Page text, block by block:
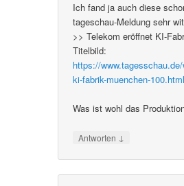
Ich fand ja auch diese
tageschau-Meldung sehr
>> Telekom eröffnet KI-
Titelbild:
https://
ki-fabrik-muenchen-100.html
Was ist wohl das
Antworten ↓